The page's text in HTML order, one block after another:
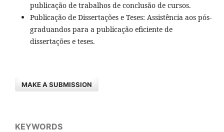
publicação de trabalhos de conclusão de cursos.
Publicação de Dissertações e Teses: Assistência aos pós-
graduandos para a publicação eficiente de
dissertações e teses.
MAKE A SUBMISSION
KEYWORDS